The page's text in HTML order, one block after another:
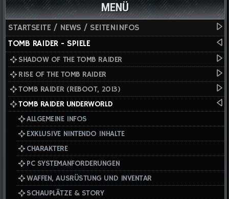
MENÜ
STARTSEITE / NEWS / SEITENINFOS
TOMB RAIDER - SPIELE
SHADOW OF THE TOMB RAIDER
RISE OF THE TOMB RAIDER
TOMB RAIDER (REBOOT, 2013)
TOMB RAIDER UNDERWORLD
ALLGEMEINE INFOS
EXKLUSIVE NINTENDO INHALTE
CHARAKTERE
PC SYSTEMANFORDERUNGEN
WAFFEN, AUSRÜSTUNG UND INVENTAR
SCHAUPLÄTZE & STORY